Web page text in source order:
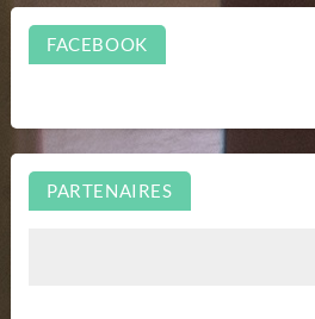
FACEBOOK
PARTENAIRES